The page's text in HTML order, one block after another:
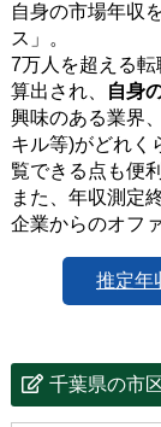
自身の市場年収
ス」。
7万人を超える
算出され、
自身
興味のある業界
キル等)がどれく
覧できる点も便利
また、年収測定
企業からのオフ
推定年
千葉県の市